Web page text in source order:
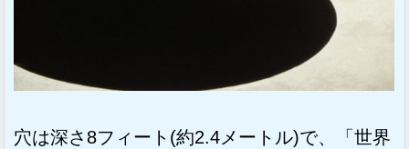
穴は深さ8フィート(約2.4メートル)で、「世界